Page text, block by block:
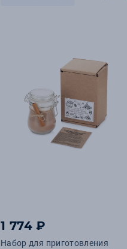
1 774 ₽
Набор для приготовления